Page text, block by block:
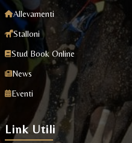
Allevamenti
Stalloni
Stud Book Online
News
Eventi
Link Utili